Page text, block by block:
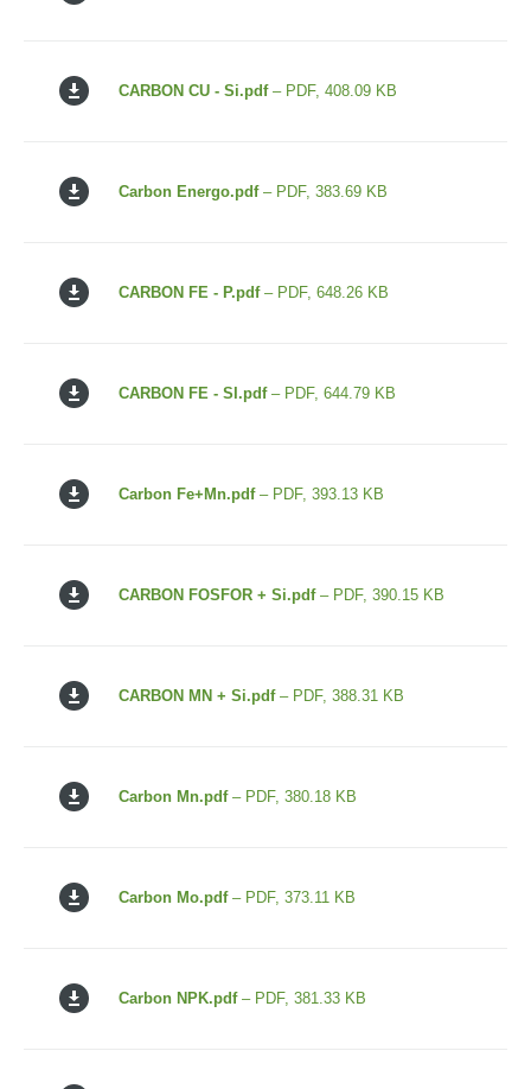
CARBON CU - Si.pdf– PDF, 408.09 KB
Carbon Energo.pdf– PDF, 383.69 KB
CARBON FE - P.pdf– PDF, 648.26 KB
CARBON FE - SI.pdf– PDF, 644.79 KB
Carbon Fe+Mn.pdf– PDF, 393.13 KB
CARBON FOSFOR + Si.pdf– PDF, 390.15 KB
CARBON MN + Si.pdf– PDF, 388.31 KB
Carbon Mn.pdf– PDF, 380.18 KB
Carbon Mo.pdf– PDF, 373.11 KB
Carbon NPK.pdf– PDF, 381.33 KB